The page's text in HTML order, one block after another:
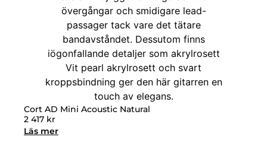
Cort AD Mini Acoustic Natural
2 417 kr
Läs mer